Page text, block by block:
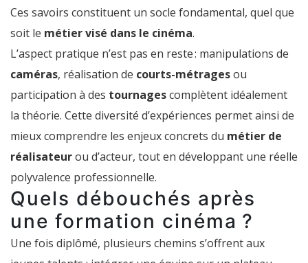
Ces savoirs constituent un socle fondamental, quel que
soit le métier visé dans le cinéma.
L’aspect pratique n’est pas en reste : manipulations de
caméras, réalisation de courts-métragesou
participation à des tournagescomplètent idéalement
la théorie. Cette diversité d’expériences permet ainsi de
mieux comprendre les enjeux concrets du métier de
réalisateurou d’acteur, tout en développant une réelle
polyvalence professionnelle.
Quels débouchés après
une formation cinéma ?
Une fois diplômé, plusieurs chemins s’offrent aux